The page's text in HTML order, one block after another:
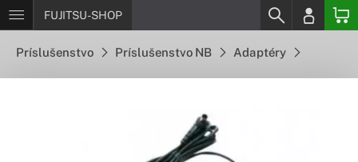
FUJITSU-SHOP
Príslušenstvo Príslušenstvo NB Adaptéry